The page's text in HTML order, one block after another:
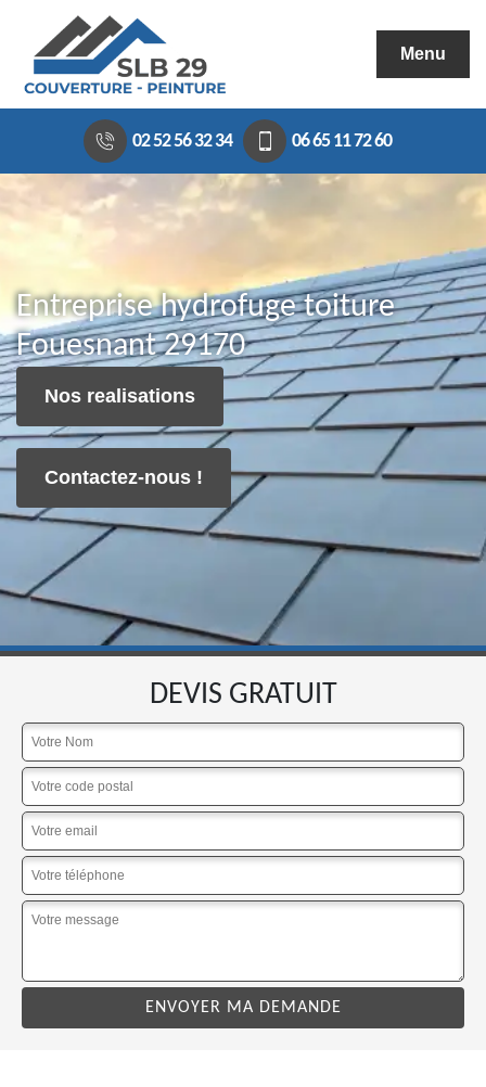
Menu
02 52 56 32 34 06 65 11 72 60
Entreprise hydrofuge toiture
Fouesnant 29170
Nos realisations
Contactez-nous !
DEVIS GRATUIT